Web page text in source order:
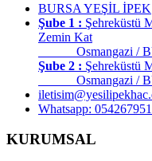
BURSA YEŞİL İPEK
Şube 1 : Şehreküstü
Zemin Kat
Osmangazi /
Şube 2 : Şehreküstü
Osmangazi /
Whatsapp:
KURUMSAL